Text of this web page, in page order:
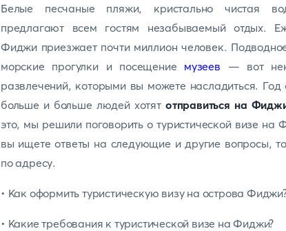
Белые песчаные пляжи, кристально чистая
предлагают всем гостям незабываемый отдых.
Фиджи приезжает почти миллион человек.
морские прогулки и посещение музеев — вот
развлечений, которыми вы можете насладиться. Год
больше и больше людей хотятотправиться на
это, мы решили поговорить о туристической визе на
вы ищете ответы на следующие и другие вопросы,
по адресу.
• Как оформить туристическую визу на острова
• Какие требования к туристической визе на Фиджи?